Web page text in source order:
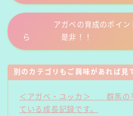
アガベの育成のポイント
ら 是非！！
別のカテゴリもご興味があれば見
＜アガベ・ユッカ＞ 群馬の
ている成長記録です。